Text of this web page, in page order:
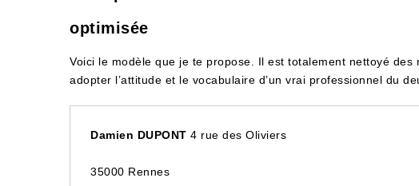
optimisée
Voici le modèle que je te propose. Il est totalement nettoyé
adopter l’attitude et le vocabulaire d’un vrai professionnel du
Damien DUPONT 4 rue des Oliviers
35000 Rennes